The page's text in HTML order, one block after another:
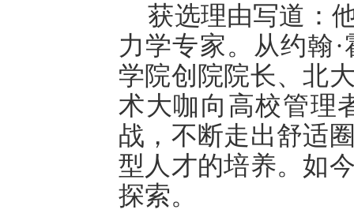
获选理由写道：
力学专家。从约翰·
学院创院院长、北
术大咖向高校管理
战，不断走出舒适
型人才的培养。如
探索。